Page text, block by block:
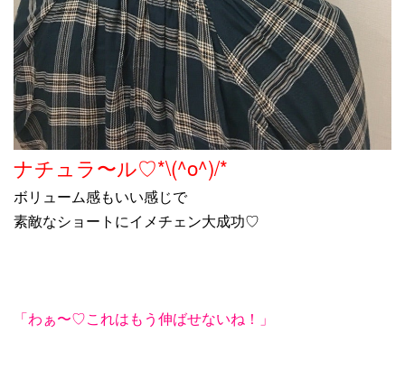
ナチュラ〜ル♡*\(^o^)/*
ボリューム感もいい感じで
素敵なショートにイメチェン大成功♡
「わぁ〜♡これはもう伸ばせないね！」